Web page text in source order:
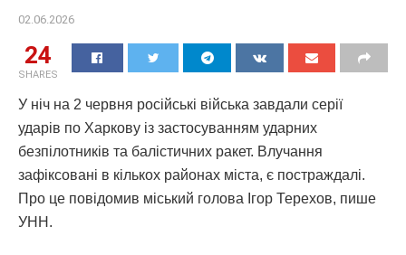
02.06.2026
24
SHARES
У ніч на 2 червня російські війська завдали серії
ударів по Харкову із застосуванням ударних
безпілотників та балістичних ракет. Влучання
зафіксовані в кількох районах міста, є постраждалі.
Про це повідомив міський голова Ігор Терехов, пише
УНН.